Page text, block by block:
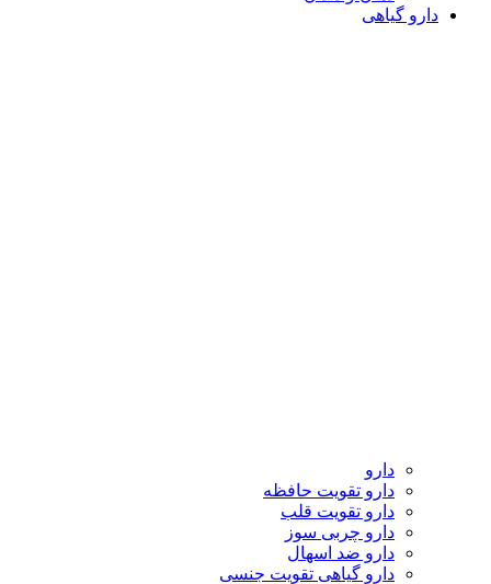
دارو گیاهی
دارو
دارو تقویت حافظه
دارو تقویت قلب
دارو چربی سوز
دارو ضد اسهال
دارو گیاهی تقویت جنسی